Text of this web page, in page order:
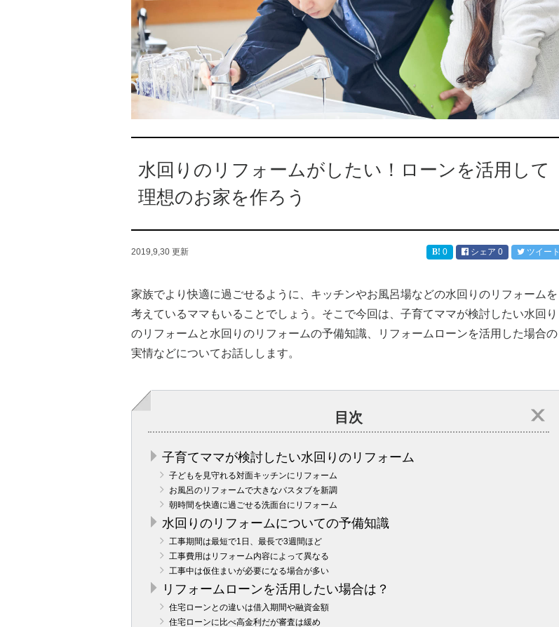
水回りのリフォームがしたい！ローンを活用して
理想のお家を作ろう
2019,9,30 更新 0 シェア 0 ツイート
家族でより快適に過ごせるように、キッチンやお風呂場などの水回りのリフォームを
考えているママもいることでしょう。そこで今回は、子育てママが検討したい水回り
のリフォームと水回りのリフォームの予備知識、リフォームローンを活用した場合の
実情などについてお話しします。
目次
子育てママが検討したい水回りのリフォーム
子どもを見守れる対面キッチンにリフォーム
お風呂のリフォームで大きなバスタブを新調
朝時間を快適に過ごせる洗面台にリフォーム
水回りのリフォームについての予備知識
工事期間は最短で1日、最長で3週間ほど
工事費用はリフォーム内容によって異なる
工事中は仮住まいが必要になる場合が多い
リフォームローンを活用したい場合は？
住宅ローンとの違いは借入期間や融資金額
住宅ローンに比べ高金利だが審査は緩め